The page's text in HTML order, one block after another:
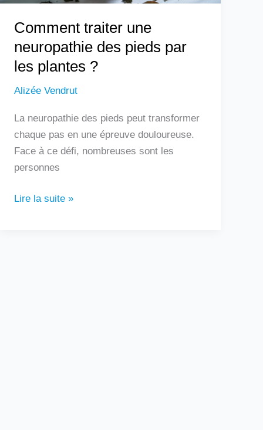
Comment traiter une
neuropathie des pieds par
les plantes ?
Alizée Vendrut
La neuropathie des pieds peut transformer
chaque pas en une épreuve douloureuse.
Face à ce défi, nombreuses sont les
personnes
Lire la suite »